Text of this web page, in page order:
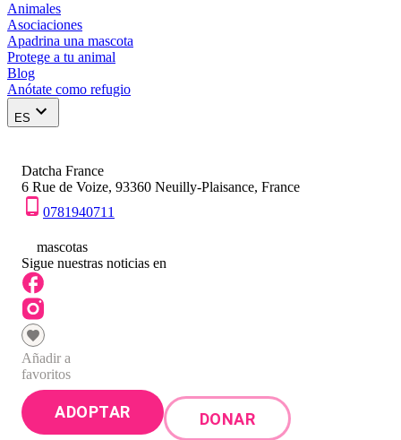
Animales
Asociaciones
Apadrina una mascota
Protege a tu animal
Blog
Anótate como refugio
ES
Datcha France
6 Rue de Voize, 93360 Neuilly-Plaisance, France
0781940711
mascotas
Sigue nuestras noticias en
Añadir a
favoritos
ADOPTAR DONAR